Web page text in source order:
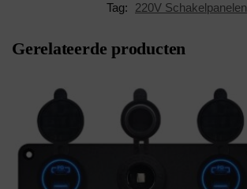
Tag:
220V Schakelpanelen
Gerelateerde producten